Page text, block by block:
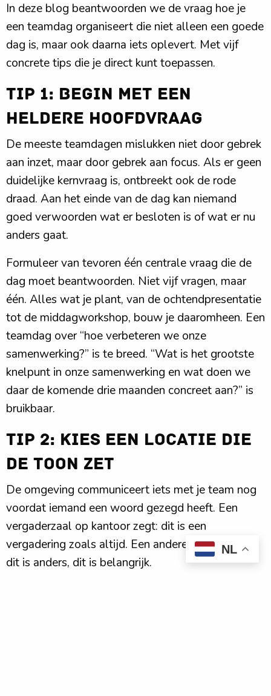
In deze blog beantwoorden we de vraag hoe je
een teamdag organiseert die niet alleen een goede
dag is, maar ook daarna iets oplevert. Met vijf
concrete tips die je direct kunt toepassen.
Tip 1: Begin met een
heldere hoofdvraag
De meeste teamdagen mislukken niet door gebrek
aan inzet, maar door gebrek aan focus. Als er geen
duidelijke kernvraag is, ontbreekt ook de rode
draad. Aan het einde van de dag kan niemand
goed verwoorden wat er besloten is of wat er nu
anders gaat.
Formuleer van tevoren één centrale vraag die de
dag moet beantwoorden. Niet vijf vragen, maar
één. Alles wat je plant, van de ochtendpresentatie
tot de middagworkshop, bouw je daaromheen. Een
teamdag over “hoe verbeteren we onze
samenwerking?” is te breed. “Wat is het grootste
knelpunt in onze samenwerking en wat doen we
daar de komende drie maanden concreet aan?” is
bruikbaar.
Tip 2: Kies een locatie die
de toon zet
De omgeving communiceert iets met je team nog
voordat iemand een woord gezegd heeft. Een
vergaderzaal op kantoor zegt: dit is een
vergadering zoals altijd. Een andere locatie zegt:
dit is anders, dit is belangrijk.
NL